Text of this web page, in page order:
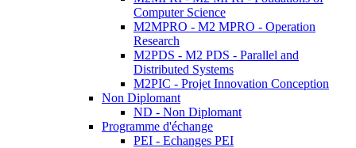
Computer Science
M2MPRO - M2 MPRO - Operation
Research
M2PDS - M2 PDS - Parallel and
Distributed Systems
M2PIC - Projet Innovation Conception
Non Diplomant
ND - Non Diplomant
Programme d'échange
PEI - Echanges PEI